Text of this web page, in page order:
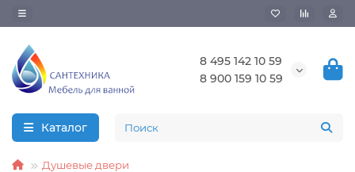
8 495 142 10 59
8 900 159 10 59
Каталог
Душевые двери